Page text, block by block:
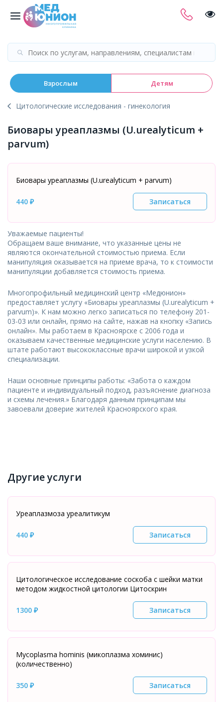
Взрослым Детям
Цитологические исследования - гинекология
Биовары уреаплазмы (U.urealyticum +
parvum)
Биовары уреаплазмы (U.urealyticum + parvum)
440 ₽ Записаться
Уважаемые пациенты!
Обращаем ваше внимание, что указанные цены не
являются окончательной стоимостью приема. Если
манипуляция оказывается на приеме врача, то к стоимости
манипуляции добавляется стоимость приема.
Многопрофильный медицинский центр «Медюнион»
предоставляет услугу «Биовары уреаплазмы (U.urealyticum +
parvum)». К нам можно легко записаться по телефону 201-
03-03 или онлайн, прямо на сайте, нажав на кнопку «Запись
онлайн». Мы работаем в Красноярске с 2006 года и
оказываем качественные медицинские услуги населению. В
штате работают высококлассные врачи широкой и узкой
специализации.
Наши основные принципы работы: «Забота о каждом
пациенте и индивидуальный подход, разъяснение диагноза
и схемы лечения.» Благодаря данным принципам мы
завоевали доверие жителей Красноярского края.
Другие услуги
Уреаплазмоза уреалитикум
440 ₽ Записаться
Цитологическое исследование соскоба с шейки матки
методом жидкостной цитологии Цитоскрин
1300 ₽ Записаться
Mycoplasma hominis (микоплазма хоминис)
(количественно)
350 ₽ Записаться